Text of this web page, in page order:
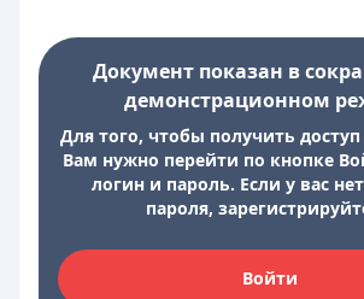
Документ показан в
демонстрационном
Для того, чтобы получить
Вам нужно перейти по кнопке
логин и пароль. Если у вас
пароля,
Войти